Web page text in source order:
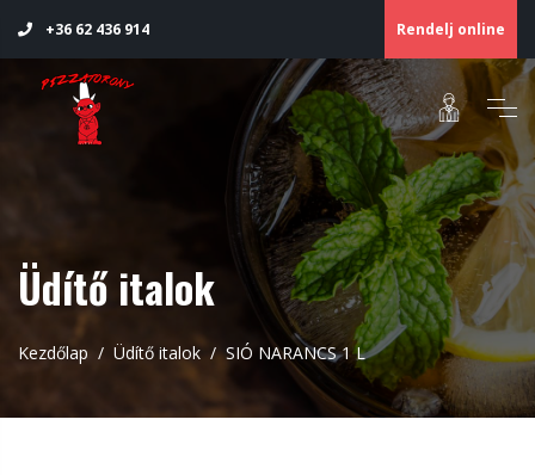
+36 62 436 914 Rendelj online
Üdítő italok
Kezdőlap Üdítő italok SIÓ NARANCS 1 L